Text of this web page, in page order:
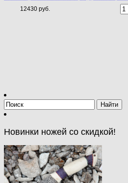
12430 руб.
Новинки ножей со скидкой!